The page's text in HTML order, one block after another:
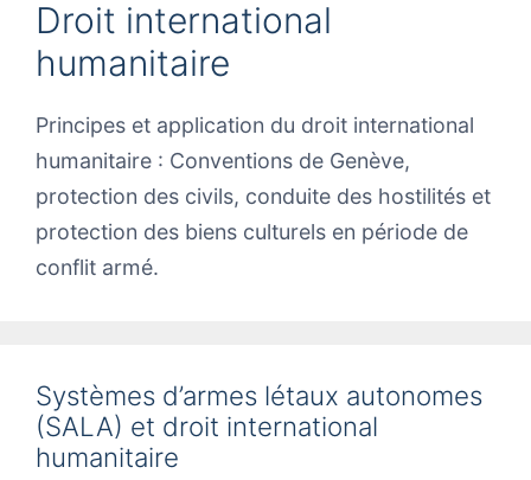
Droit international
humanitaire
Principes et application du droit international
humanitaire : Conventions de Genève,
protection des civils, conduite des hostilités et
protection des biens culturels en période de
conflit armé.
Systèmes d’armes létaux autonomes
(SALA) et droit international
humanitaire